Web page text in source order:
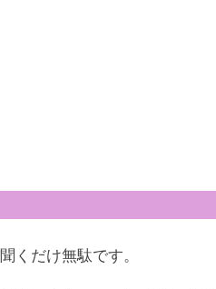
くだけ無駄です。